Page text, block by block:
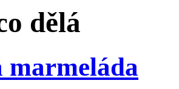
dělá
marmeláda